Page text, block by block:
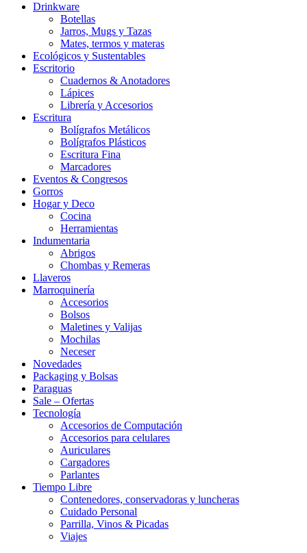
Drinkware
Botellas
Jarros, Mugs y Tazas
Mates, termos y materas
Ecológicos y Sustentables
Escritorio
Cuadernos & Anotadores
Lápices
Librería y Accesorios
Escritura
Bolígrafos Metálicos
Bolígrafos Plásticos
Escritura Fina
Marcadores
Eventos & Congresos
Gorros
Hogar y Deco
Cocina
Herramientas
Indumentaria
Abrigos
Chombas y Remeras
Llaveros
Marroquinería
Accesorios
Bolsos
Maletines y Valijas
Mochilas
Neceser
Novedades
Packaging y Bolsas
Paraguas
Sale – Ofertas
Tecnología
Accesorios de Computación
Accesorios para celulares
Auriculares
Cargadores
Parlantes
Tiempo Libre
Contenedores, conservadoras y luncheras
Cuidado Personal
Parrilla, Vinos & Picadas
Viajes